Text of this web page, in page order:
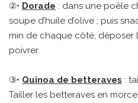
②• Dorade : dans une poêle
soupe d’huile d’olive ; puis
min de chaque côté, déposer
poivrer.
③• Quinoa de betteraves :
Tailler les betteraves en